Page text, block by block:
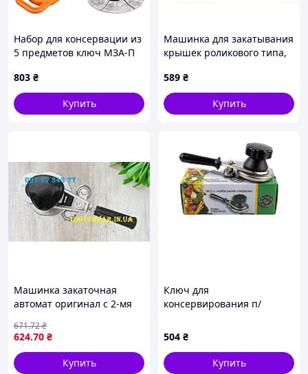
Набор для консервации из
5 предметов ключ МЗА-П
стерилизатор + захват для
банок + совок
803 ₴
Купить
Машинка для закатывания
крышек роликового типа,
589 ₴
Купить
Машинка закаточная
автомат оригинал с 2-мя
П, Черкассы
модернизированная
624.70 ₴
671.72₴
Купить
Ключ для
консервирования п/
504 ₴
Купить